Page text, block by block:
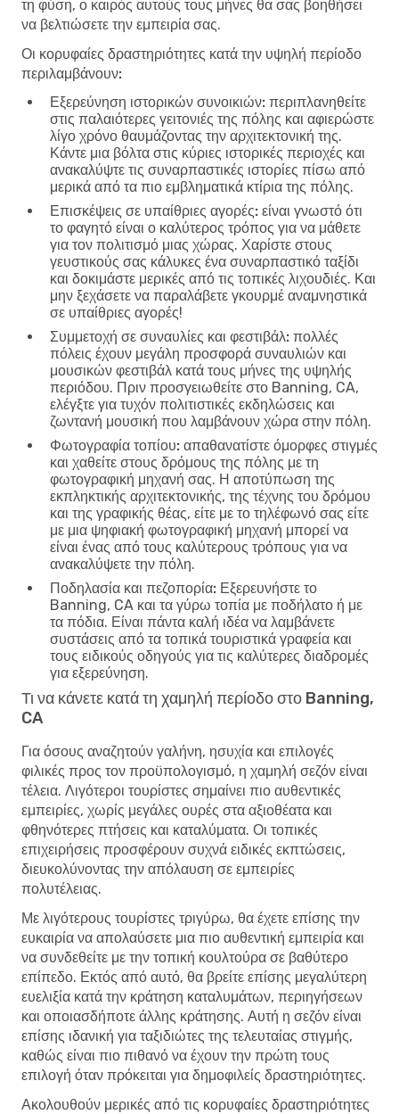
τη φύση, ο καιρός αυτούς τους μήνες θα σας βοηθήσει
να βελτιώσετε την εμπειρία σας.
Οι κορυφαίες δραστηριότητες κατά την υψηλή περίοδο
περιλαμβάνουν:
Εξερεύνηση ιστορικών συνοικιών: περιπλανηθείτε
στις παλαιότερες γειτονιές της πόλης και αφιερώστε
λίγο χρόνο θαυμάζοντας την αρχιτεκτονική της.
Κάντε μια βόλτα στις κύριες ιστορικές περιοχές και
ανακαλύψτε τις συναρπαστικές ιστορίες πίσω από
μερικά από τα πιο εμβληματικά κτίρια της πόλης.
Επισκέψεις σε υπαίθριες αγορές: είναι γνωστό ότι
το φαγητό είναι ο καλύτερος τρόπος για να μάθετε
για τον πολιτισμό μιας χώρας. Χαρίστε στους
γευστικούς σας κάλυκες ένα συναρπαστικό ταξίδι
και δοκιμάστε μερικές από τις τοπικές λιχουδιές. Και
μην ξεχάσετε να παραλάβετε γκουρμέ αναμνηστικά
σε υπαίθριες αγορές!
Συμμετοχή σε συναυλίες και φεστιβάλ: πολλές
πόλεις έχουν μεγάλη προσφορά συναυλιών και
μουσικών φεστιβάλ κατά τους μήνες της υψηλής
περιόδου. Πριν προσγειωθείτε στο Banning, CA,
ελέγξτε για τυχόν πολιτιστικές εκδηλώσεις και
ζωντανή μουσική που λαμβάνουν χώρα στην πόλη.
Φωτογραφία τοπίου: απαθανατίστε όμορφες στιγμές
και χαθείτε στους δρόμους της πόλης με τη
φωτογραφική μηχανή σας. Η αποτύπωση της
εκπληκτικής αρχιτεκτονικής, της τέχνης του δρόμου
και της γραφικής θέας, είτε με το τηλέφωνό σας είτε
με μια ψηφιακή φωτογραφική μηχανή μπορεί να
είναι ένας από τους καλύτερους τρόπους για να
ανακαλύψετε την πόλη.
Ποδηλασία και πεζοπορία: Εξερευνήστε το
Banning, CA και τα γύρω τοπία με ποδήλατο ή με
τα πόδια. Είναι πάντα καλή ιδέα να λαμβάνετε
συστάσεις από τα τοπικά τουριστικά γραφεία και
τους ειδικούς οδηγούς για τις καλύτερες διαδρομές
για εξερεύνηση.
Τι να κάνετε κατά τη χαμηλή περίοδο στο Banning,
CA
Για όσους αναζητούν γαλήνη, ησυχία και επιλογές
φιλικές προς τον προϋπολογισμό, η χαμηλή σεζόν είναι
τέλεια. Λιγότεροι τουρίστες σημαίνει πιο αυθεντικές
εμπειρίες, χωρίς μεγάλες ουρές στα αξιοθέατα και
φθηνότερες πτήσεις και καταλύματα. Οι τοπικές
επιχειρήσεις προσφέρουν συχνά ειδικές εκπτώσεις,
διευκολύνοντας την απόλαυση σε εμπειρίες
πολυτέλειας.
Με λιγότερους τουρίστες τριγύρω, θα έχετε επίσης την
ευκαιρία να απολαύσετε μια πιο αυθεντική εμπειρία και
να συνδεθείτε με την τοπική κουλτούρα σε βαθύτερο
επίπεδο. Εκτός από αυτό, θα βρείτε επίσης μεγαλύτερη
ευελιξία κατά την κράτηση καταλυμάτων, περιηγήσεων
και οποιασδήποτε άλλης κράτησης. Αυτή η σεζόν είναι
επίσης ιδανική για ταξιδιώτες της τελευταίας στιγμής,
καθώς είναι πιο πιθανό να έχουν την πρώτη τους
επιλογή όταν πρόκειται για δημοφιλείς δραστηριότητες.
Ακολουθούν μερικές από τις κορυφαίες δραστηριότητες